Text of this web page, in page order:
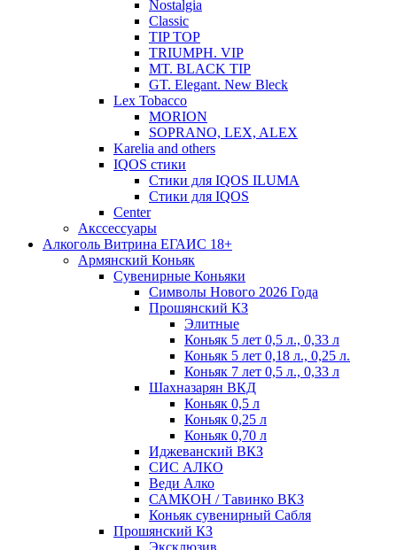
Nostalgia
Classic
TIP TOP
TRIUMPH. VIP
MT. BLACK TIP
GT. Elegant. New Bleck
Lex Tobacco
MORION
SOPRANO, LEX, ALEX
Karelia and others
IQOS стики
Стики для IQOS ILUMA
Стики для IQOS
Сenter
Акссессуары
Алкоголь Витрина ЕГАИС 18+
Армянский Коньяк
Сувенирные Коньяки
Символы Нового 2026 Года
Прошянский КЗ
Элитные
Коньяк 5 лет 0,5 л., 0,33 л
Коньяк 5 лет 0,18 л., 0,25 л.
Коньяк 7 лет 0,5 л., 0,33 л
Шахназарян ВКД
Коньяк 0,5 л
Коньяк 0,25 л
Коньяк 0,70 л
Иджеванский ВКЗ
СИС АЛКО
Веди Алко
САМКОН / Тавинко ВКЗ
Коньяк сувенирный Сабля
Прошянский КЗ
Эксклюзив